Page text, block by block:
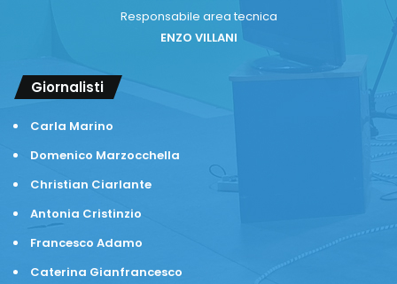
Responsabile area tecnica
ENZO VILLANI
Giornalisti
Carla Marino
Domenico Marzocchella
Christian Ciarlante
Antonia Cristinzio
Francesco Adamo
Caterina Gianfrancesco